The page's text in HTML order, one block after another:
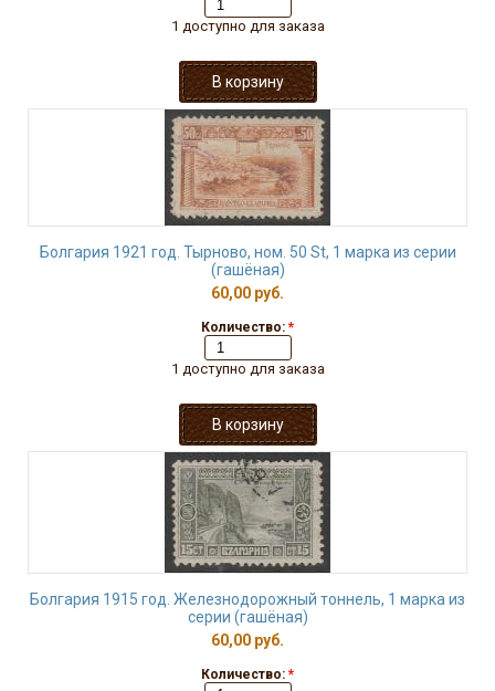
1 доступно для заказа
Болгария 1921 год. Тырново, ном. 50 St, 1 марка из серии
(гашёная)
60,00 руб.
Количество: *
1 доступно для заказа
Болгария 1915 год. Железнодорожный тоннель, 1 марка из
серии (гашёная)
60,00 руб.
Количество: *